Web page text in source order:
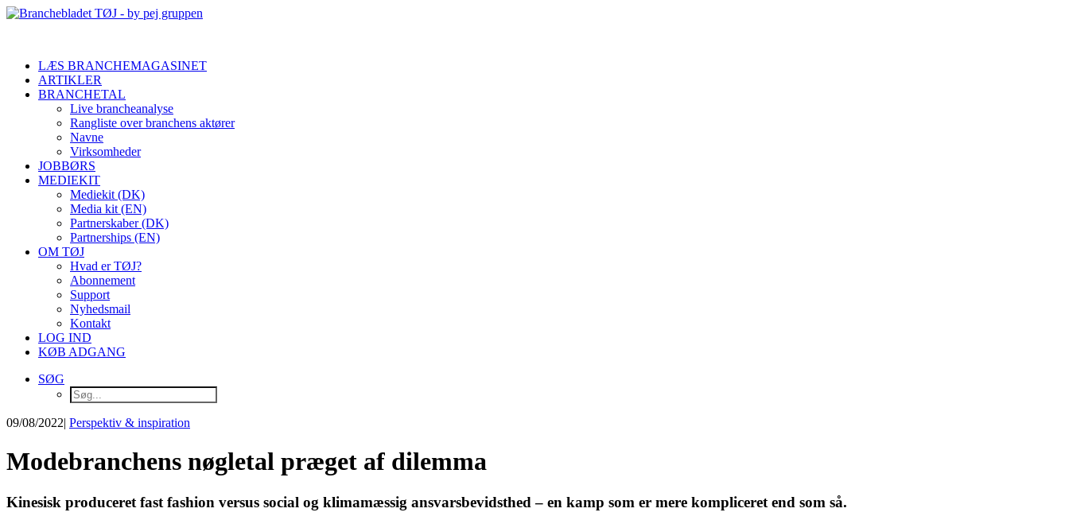
LÆS BRANCHEMAGASINET
ARTIKLER
BRANCHETAL
Live brancheanalyse
Rangliste over branchens aktører
Navne
Virksomheder
JOBBØRS
MEDIEKIT
Mediekit (DK)
Media kit (EN)
Partnerskaber (DK)
Partnerships (EN)
OM TØJ
Hvad er TØJ?
Abonnement
Support
Nyhedsmail
Kontakt
LOG IND
KØB ADGANG
SØG
09/08/2022| Perspektiv & inspiration
Modebranchens nøgletal præget af dilemma
Kinesisk produceret fast fashion versus social og klimamæssig ansvarsbevidsthed – en kamp som er mere kompliceret end som så.